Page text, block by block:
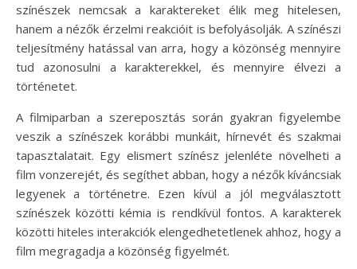
színészek nemcsak a karaktereket élik meg hitelesen,
hanem a nézők érzelmi reakcióit is befolyásolják. A színészi
teljesítmény hatással van arra, hogy a közönség mennyire
tud azonosulni a karakterekkel, és mennyire élvezi a
történetet.
A filmiparban a szereposztás során gyakran figyelembe
veszik a színészek korábbi munkáit, hírnevét és szakmai
tapasztalatait. Egy elismert színész jelenléte növelheti a
film vonzerejét, és segíthet abban, hogy a nézők kíváncsiak
legyenek a történetre. Ezen kívül a jól megválasztott
színészek közötti kémia is rendkívül fontos. A karakterek
közötti hiteles interakciók elengedhetetlenek ahhoz, hogy a
film megragadja a közönség figyelmét.